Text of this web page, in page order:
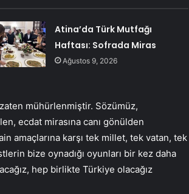
Atina’da Türk Mutfağı
Haftası: Sofrada Miras
Ağustos 9, 2026
mühürlenmiştir. Sözümüz,
ecdat mirasına canı gönülden
amaçlarına karşı tek millet, tek vatan, tek
bize oynadığı oyunları bir kez daha
hep birlikte Türkiye olacağız